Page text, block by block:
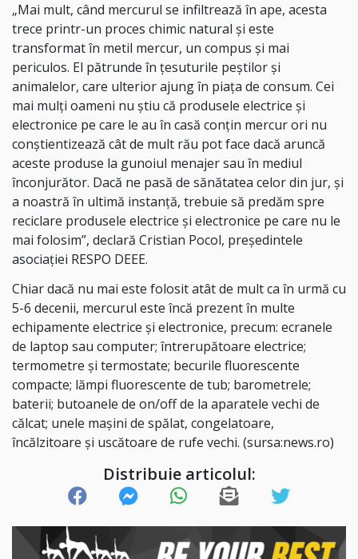
„Mai mult, când mercurul se infiltrează în ape, acesta
trece printr-un proces chimic natural şi este
transformat în metil mercur, un compus şi mai
periculos. El pătrunde în ţesuturile peştilor şi
animalelor, care ulterior ajung în piaţa de consum. Cei
mai mulţi oameni nu ştiu că produsele electrice şi
electronice pe care le au în casă conţin mercur ori nu
conştientizează cât de mult rău pot face dacă aruncă
aceste produse la gunoiul menajer sau în mediul
înconjurător. Dacă ne pasă de sănătatea celor din jur, şi
a noastră în ultimă instanţă, trebuie să predăm spre
reciclare produsele electrice şi electronice pe care nu le
mai folosim”, declară Cristian Pocol, preşedintele
asociaţiei RESPO DEEE.
Chiar dacă nu mai este folosit atât de mult ca în urmă cu
5-6 decenii, mercurul este încă prezent în multe
echipamente electrice şi electronice, precum: ecranele
de laptop sau computer; întrerupătoare electrice;
termometre şi termostate; becurile fluorescente
compacte; lămpi fluorescente de tub; barometrele;
baterii; butoanele de on/off de la aparatele vechi de
călcat; unele maşini de spălat, congelatoare,
încălzitoare şi uscătoare de rufe vechi. (sursa:news.ro)
Distribuie articolul: